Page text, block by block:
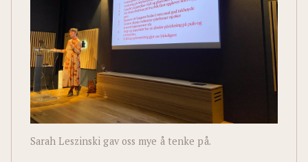
Sarah Leszinski gav oss mye å tenke på.